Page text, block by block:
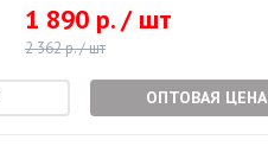
1 890 р. / шт
2 362 р. / шт
ОПТОВАЯ ЦЕНА